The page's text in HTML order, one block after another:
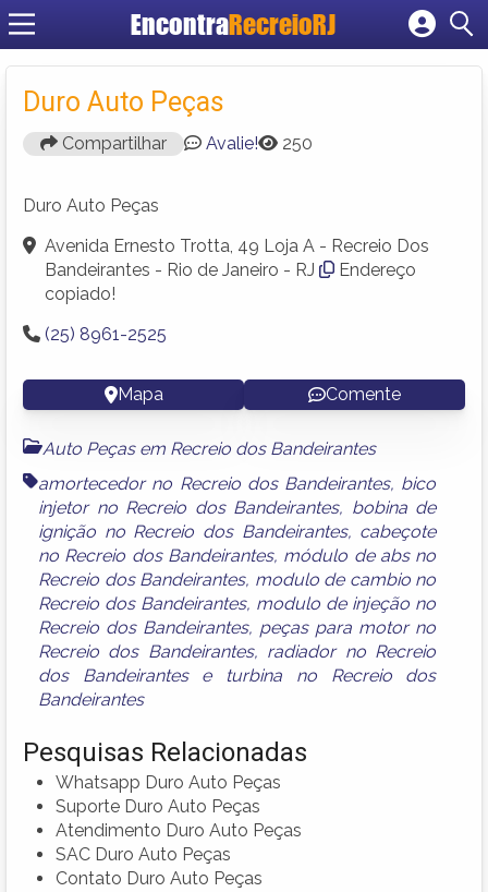
EncontraRecreioRJ
Cadastrar empresa
Criar conta
Duro Auto Peças
Compartilhar Avalie! 250
Duro Auto Peças
Avenida Ernesto Trotta, 49 Loja A - Recreio Dos
Bandeirantes - Rio de Janeiro - RJ
Endereço
copiado!
(25) 8961-2525
Mapa Comente
Auto Peças em Recreio dos Bandeirantes
amortecedor no Recreio dos Bandeirantes, bico
injetor no Recreio dos Bandeirantes, bobina de
ignição no Recreio dos Bandeirantes, cabeçote
no Recreio dos Bandeirantes, módulo de abs no
Recreio dos Bandeirantes, modulo de cambio no
Recreio dos Bandeirantes, modulo de injeção no
Recreio dos Bandeirantes, peças para motor no
Recreio dos Bandeirantes, radiador no Recreio
dos Bandeirantese turbina no Recreio dos
Bandeirantes
Pesquisas Relacionadas
Whatsapp Duro Auto Peças
Suporte Duro Auto Peças
Atendimento Duro Auto Peças
SAC Duro Auto Peças
Contato Duro Auto Peças